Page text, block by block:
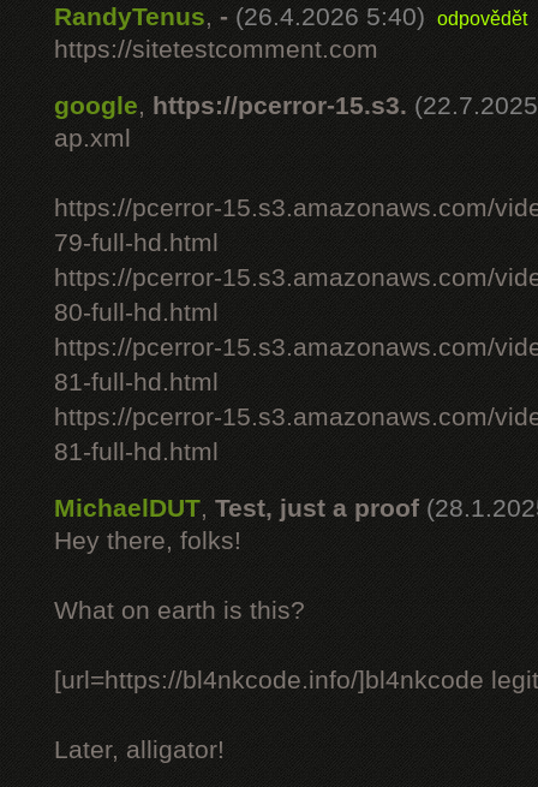
RandyTenus, - (26.4.2026 5:40) odpovědět
https://sitetestcomment.com
google, https://pcerror-15.s3.
ap.xml
https://pcerror-15.s3.amazonaws.com/
79-full-hd.html
https://pcerror-15.s3.amazonaws.com/
80-full-hd.html
https://pcerror-15.s3.amazonaws.com/
81-full-hd.html
https://pcerror-15.s3.amazonaws.com/
81-full-hd.html
MichaelDUT, Test, just a proof
Hey there, folks!
What on earth is this?
[url=https://bl4nkcode.info/]bl4nkcode
Later, alligator!